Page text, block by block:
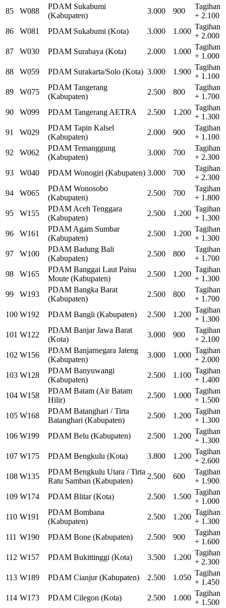
85 W088
PDAM Sukabumi
(Kabupaten)
3.000 900
Tagihan
+ 2.100
86
W081 PDAM Sukabumi (Kota) 3.000 1.000
Tagihan
+ 2.000
87
W030 PDAM Surabaya (Kota) 2.000 1.000
Tagihan
+ 1.000
88
W059 PDAM Surakarta/Solo (Kota) 3.000 1.900
Tagihan
+ 1.100
89
W075
PDAM Tangerang
(Kabupaten)
2.500 800
Tagihan
+ 1.700
90
W099 PDAM Tangerang AETRA 2.500 1.200
Tagihan
+ 1.300
91
W029
PDAM Tapin Kalsel
(Kabupaten)
2.000 900
Tagihan
+ 1.100
92
W062
PDAM Temanggung
(Kabupaten)
3.000 700
Tagihan
+ 2.300
93
W040 PDAM Wonogiri (Kabupaten) 3.000 700
Tagihan
+ 2.300
94
W065
PDAM Wonosobo
(Kabupaten)
2.500 700
Tagihan
+ 1.800
95
W155
PDAM Aceh Tenggara
(Kabupaten)
2.500 1.200
Tagihan
+ 1.300
96
W161
PDAM Agam Sumbar
(Kabupaten)
2.500 1.200
Tagihan
+ 1.300
97
W100
PDAM Badung Bali
(Kabupaten)
2.500 800
Tagihan
+ 1.700
98
W165
PDAM Banggai Laut Paisu
Moute (Kabupaten)
2.500 1.200
Tagihan
+ 1.300
99
W193
PDAM Bangka Barat
(Kabupaten)
2.500 800
Tagihan
+ 1.700
100 W192 PDAM Bangli (Kabupaten) 2.500 1.200
Tagihan
+ 1.300
101 W122
PDAM Banjar Jawa Barat
(Kota)
3.000 900
Tagihan
+ 2.100
102 W156
PDAM Banjarnegara Jateng
(Kabupaten)
3.000 1.000
Tagihan
+ 2.000
103 W128
PDAM Banyuwangi
(Kabupaten)
2.500 1.100
Tagihan
+ 1.400
104 W158
PDAM Batam (Air Batam
Hilir)
2.500 1.000
Tagihan
+ 1.500
105 W168
PDAM Batanghari / Tirta
Batanghari (Kabupaten)
2.500 1.200
Tagihan
+ 1.300
106 W199 PDAM Belu (Kabupaten) 2.500 1.200
Tagihan
+ 1.300
107 W175 PDAM Bengkulu (Kota) 3.800 1.200
Tagihan
+ 2.600
108 W135
PDAM Bengkulu Utara / Tirta
Ratu Samban (Kabupaten)
2.500 600
Tagihan
+ 1.900
109 W174 PDAM Blitar (Kota) 2.500 1.500
Tagihan
+ 1.000
110 W191
PDAM Bombana
(Kabupaten)
2.500 1.200
Tagihan
+ 1.300
111 W190 PDAM Bone (Kabupaten) 2.500 900
Tagihan
+ 1.600
112 W157 PDAM Bukittinggi (Kota) 3.500 1.200
Tagihan
+ 2.300
113 W189 PDAM Cianjur (Kabupaten) 2.500 1.050
Tagihan
+ 1.450
114 W173 PDAM Cilegon (Kota) 2.500 1.000
Tagihan
+ 1.500